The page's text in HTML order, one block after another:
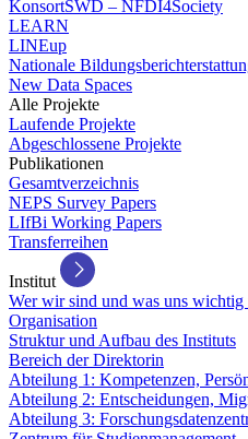
KonsortSWD – NFDI4Society
LEARN
LINEup
Nationale
New Data Spaces
Alle Projekte
Laufende Projekte
Abgeschlossene Projekte
Publikationen
Gesamtverzeichnis
NEPS Survey Papers
LIfBi Working Papers
Transferreihen
Institut
Wer wir sind und was uns wichtig
Organisation
Struktur und Aufbau des Instituts
Bereich der Direktorin
Abteilung 1: Kompetenzen,
Abteilung 2: Entscheidungen,
Abteilung 3: